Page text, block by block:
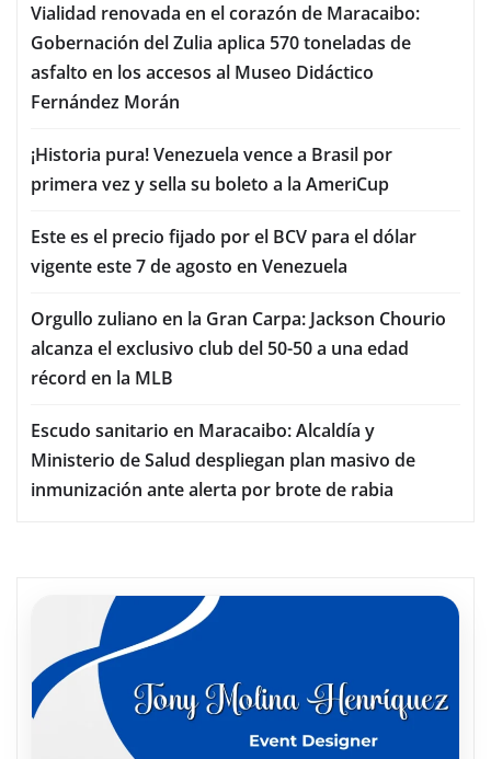
Vialidad renovada en el corazón de Maracaibo:
Gobernación del Zulia aplica 570 toneladas de
asfalto en los accesos al Museo Didáctico
Fernández Morán
¡Historia pura! Venezuela vence a Brasil por
primera vez y sella su boleto a la AmeriCup
Este es el precio fijado por el BCV para el dólar
vigente este 7 de agosto en Venezuela
Orgullo zuliano en la Gran Carpa: Jackson Chourio
alcanza el exclusivo club del 50-50 a una edad
récord en la MLB
Escudo sanitario en Maracaibo: Alcaldía y
Ministerio de Salud despliegan plan masivo de
inmunización ante alerta por brote de rabia